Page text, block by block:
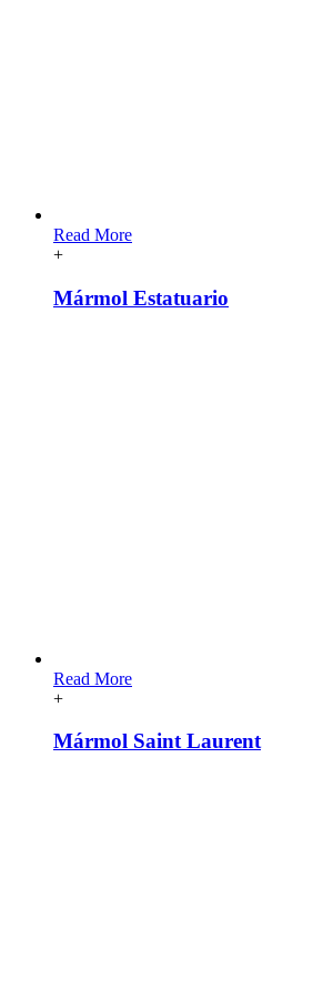
Read More
+
Mármol Estatuario
Read More
+
Mármol Saint Laurent